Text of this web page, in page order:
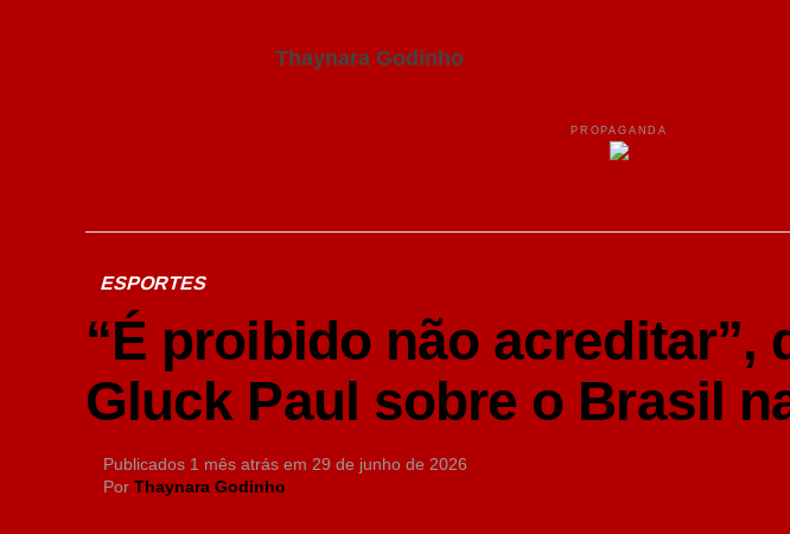
Thaynara Godinho
PROPAGANDA
ESPORTES
“É proibido não acreditar”,
Gluck Paul sobre o Brasil
Publicados 1 mês atrás em 29 de junho de 2026
Por Thaynara Godinho